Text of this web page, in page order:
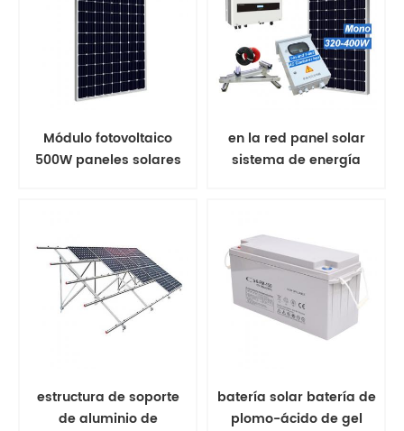
Módulo fotovoltaico
500W paneles solares
en la red panel solar
sistema de energía
estructura de soporte
de aluminio de
batería solar batería de
plomo-ácido de gel